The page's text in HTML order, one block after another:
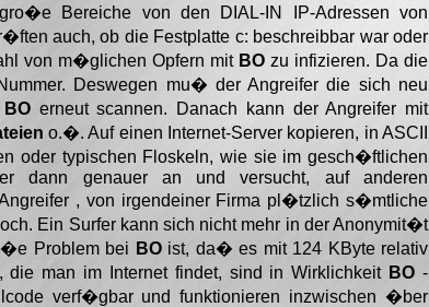
Bereiche von den DIAL-IN IP-Adressen von
auch, ob die Festplatte c: beschreibbar war oder
von m�glichen Opfern mit BO zu infizieren. Da die
Deswegen mu� der Angreifer die sich neu
BOerneut scannen. Danach kann der Angreifer mit
o.�. Auf einen Internet-Server kopieren, in ASCII
oder typischen Floskeln, wie sie im gesch�ftlichen
dann genauer an und versucht, auf anderen
, von irgendeiner Firma pl�tzlich s�mtliche
Ein Surfer kann sich nicht mehr in der Anonymit�t
Problem bei BOist, da� es mit 124 KByte relativ
die man im Internet findet, sind in Wirklichkeit BO -
verf�gbar und funktionieren inzwischen �ber